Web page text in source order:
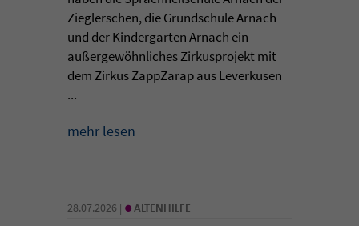
Zieglerschen, die Grundschule Arnach
und der Kindergarten Arnach ein
außergewöhnliches Zirkusprojekt mit
dem Zirkus ZappZarap aus Leverkusen
...
mehr lesen
28.07.2026 | • ALTENHILFE